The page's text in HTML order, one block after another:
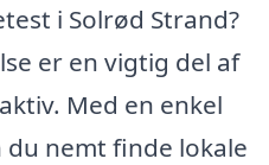
i Solrød Strand?
er en vigtig del af
Med en enkel
nemt finde lokale